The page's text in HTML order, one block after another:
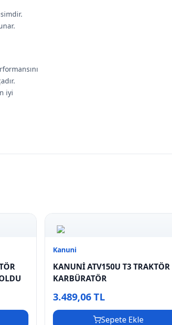
iyi
Kanuni
KANUNİ ATV150U T3 TRAKTÖR
KARBÜRATÖR
3.489,06 TL
Sepete Ekle